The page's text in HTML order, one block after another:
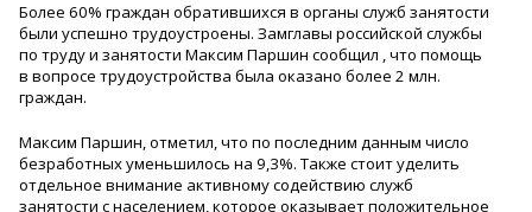
Более 60% граждан обратившихся в органы служб занятости
были успешно трудоустроены. Замглавы российской службы
по труду и занятости Максим Паршин сообщил , что помощь
в вопросе трудоустройства была оказано более 2 млн.
граждан.
Максим Паршин, отметил, что по последним данным число
безработных уменьшилось на 9,3%. Также стоит уделить
отдельное внимание активному содействию служб
занятости с населением, которое оказывает положительное